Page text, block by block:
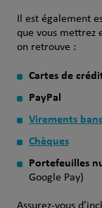
Il est également
que vous mettrez
on retrouve :
Cartes de
PayPal
Virements
Chèques
Portefeuilles
Google Pay)